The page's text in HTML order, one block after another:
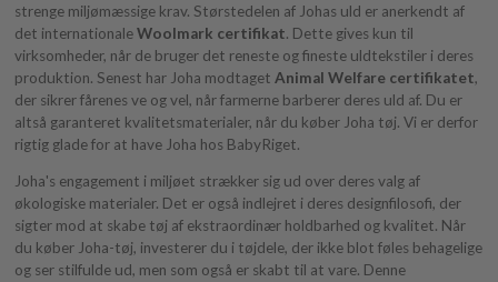
strenge miljømæssige krav. Størstedelen af Johas uld er anerkendt af
det internationaleWoolmark certifikat. Dette gives kun til
virksomheder, når de bruger det reneste og fineste uldtekstiler i deres
produktion. Senest har Joha modtaget Animal Welfare certifikatet,
der sikrer fårenes ve og vel, når farmerne barberer deres uld af. Du er
altså garanteret kvalitetsmaterialer, når du køber Joha tøj. Vi er derfor
rigtig glade for at have Joha hos BabyRiget.
Joha's engagement i miljøet strækker sig ud over deres valg af
økologiske materialer. Det er også indlejret i deres designfilosofi, der
sigter mod at skabe tøj af ekstraordinær holdbarhed og kvalitet. Når
du køber Joha-tøj, investerer du i tøjdele, der ikke blot føles behagelige
og ser stilfulde ud, men som også er skabt til at vare. Denne